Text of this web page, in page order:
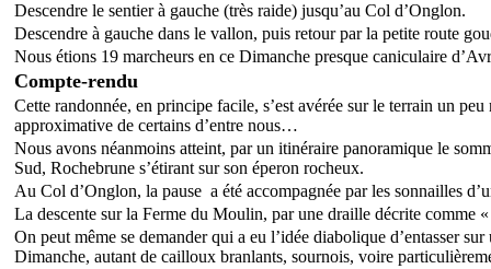
Descendre le sentier à gauche (très raide) jusqu’au Col d’Onglon.
Descendre à gauche dans le vallon, puis retour par la petite route
Nous étions 19 marcheurs en ce Dimanche presque caniculaire
Compte-rendu
Cette randonnée, en principe facile, s’est avérée sur le terrain un
approximative de certains d’entre nous…
Nous avons néanmoins atteint, par un itinéraire panoramique le
Sud, Rochebrune s’étirant sur son éperon rocheux.
Au Col d’Onglon, la pause a été accompagnée par les sonnailles
La descente sur la Ferme du Moulin, par une draille décrite comme
On peut même se demander qui a eu l’idée diabolique d’entasser
Dimanche, autant de cailloux branlants, sournois, voire